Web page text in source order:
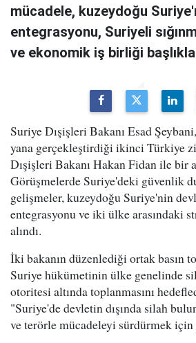
mücadele, kuzeydoğu
entegrasyonu, Suriyeli
ve ekonomik iş birliği
Suriye Dışişleri Bakanı Esad
yana gerçekleştirdiği ikinci Türkiye
Dışişleri Bakanı Hakan Fidan ile bir
Görüşmelerde Suriye'deki güvenlik
gelişmeler, kuzeydoğu Suriye'nin
entegrasyonu ve iki ülke arasındaki
alındı.
İki bakanın düzenlediği ortak basın
Suriye hükümetinin ülke genelinde
otoritesi altında toplanmasını
"Suriye'de devletin dışında silah
ve terörle mücadeleyi sürdürmek için